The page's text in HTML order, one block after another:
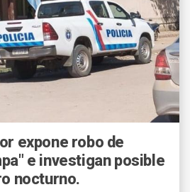
expone robo de
e investigan posible
nocturno.